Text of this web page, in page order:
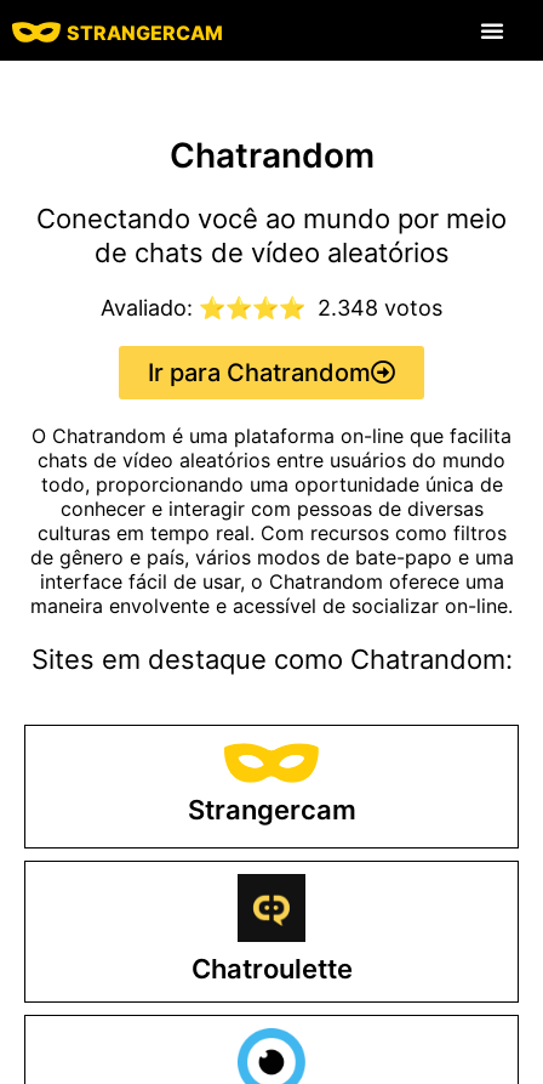
STRANGERCAM
Chatrandom
Conectando você ao mundo por meio
de chats de vídeo aleatórios
Avaliado: ⭐⭐⭐⭐ 2.348 votos
Ir para Chatrandom
O Chatrandom é uma plataforma on-line que facilita
chats de vídeo aleatórios entre usuários do mundo
todo, proporcionando uma oportunidade única de
conhecer e interagir com pessoas de diversas
culturas em tempo real. Com recursos como filtros
de gênero e país, vários modos de bate-papo e uma
interface fácil de usar, o Chatrandom oferece uma
maneira envolvente e acessível de socializar on-line.
Sites em destaque como Chatrandom:
Strangercam
Chatroulette